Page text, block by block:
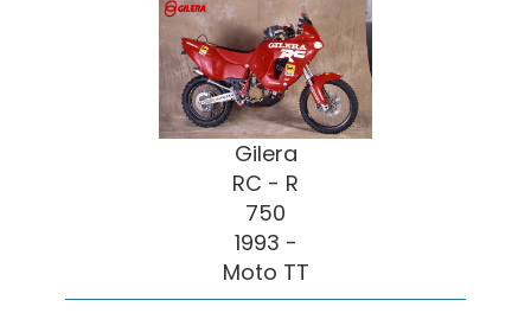
Gilera
RC - R
750
1993 -
Moto TT